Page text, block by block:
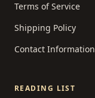
Terms of Service
Shipping Policy
Contact Information
READING LIST